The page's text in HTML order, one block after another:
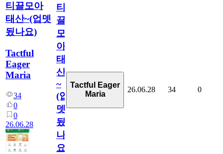
티끌모아
태산~(업뎃
됬나요)
Tactful
Eager
Maria
34
0
0
26.06.28
티
끌
모
아
태
산
~
(업
뎃
됬
나
요)
Tactful Eager
Maria
26.06.28 34 0